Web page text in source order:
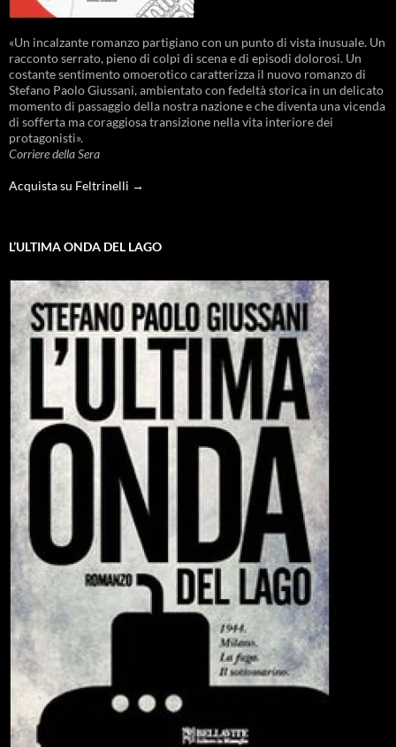
«Un incalzante romanzo partigiano con un punto di vista inusuale. Un
racconto serrato, pieno di colpi di scena e di episodi dolorosi. Un
costante sentimento omoerotico caratterizza il nuovo romanzo di
Stefano Paolo Giussani, ambientato con fedeltà storica in un delicato
momento di passaggio della nostra nazione e che diventa una vicenda
di sofferta ma coraggiosa transizione nella vita interiore dei
protagonisti».
Corriere della Sera
Acquista su Feltrinelli →
L’ULTIMA ONDA DEL LAGO